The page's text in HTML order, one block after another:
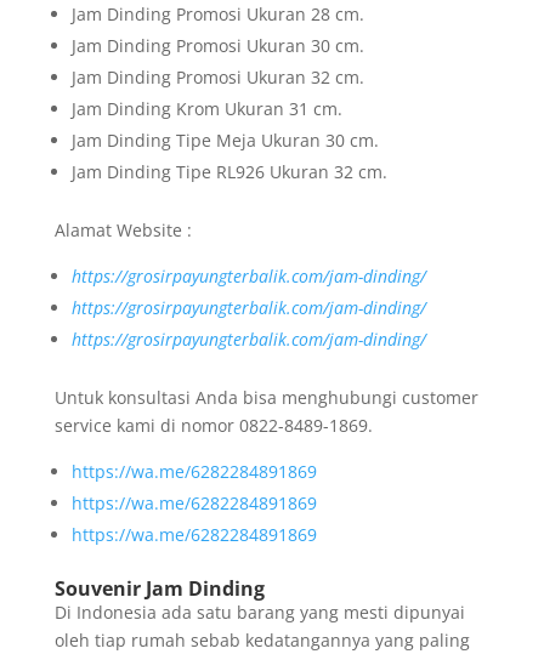
Jam Dinding Promosi Ukuran 28 cm.
Jam Dinding Promosi Ukuran 30 cm.
Jam Dinding Promosi Ukuran 32 cm.
Jam Dinding Krom Ukuran 31 cm.
Jam Dinding Tipe Meja Ukuran 30 cm.
Jam Dinding Tipe RL926 Ukuran 32 cm.
Alamat Website :
https://grosirpayungterbalik.com/jam-dinding/
https://grosirpayungterbalik.com/jam-dinding/
https://grosirpayungterbalik.com/jam-dinding/
Untuk konsultasi Anda bisa menghubungi customer
service kami di nomor 0822-8489-1869.
https://wa.me/6282284891869
https://wa.me/6282284891869
https://wa.me/6282284891869
Souvenir Jam Dinding
Di Indonesia ada satu barang yang mesti dipunyai
oleh tiap rumah sebab kedatangannya yang paling